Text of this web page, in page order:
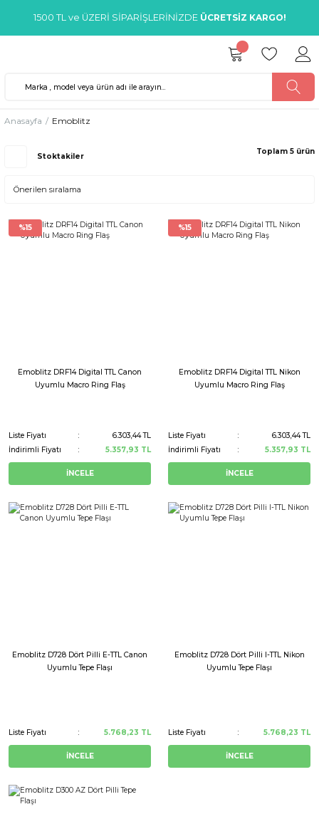
1500 TL ve ÜZERİ SİPARİŞLERİNİZDE ÜCRETSİZ KARGO!
Anasayfa Emoblitz
Stoktakiler
Toplam 5 ürün
%15
Emoblitz DRF14 Digital TTL Canon
Uyumlu Macro Ring Flaş
Liste Fiyatı
6.303,44 TL
İndirimli Fiyatı
5.357,93 TL
İNCELE
%15
Emoblitz DRF14 Digital TTL Nikon
Uyumlu Macro Ring Flaş
Liste Fiyatı
6.303,44 TL
İndirimli Fiyatı
5.357,93 TL
İNCELE
Emoblitz D728 Dört Pilli E-TTL Canon
Uyumlu Tepe Flaşı
Liste Fiyatı 5.768,23 TL
İNCELE
Emoblitz D728 Dört Pilli I-TTL Nikon
Uyumlu Tepe Flaşı
Liste Fiyatı 5.768,23 TL
İNCELE